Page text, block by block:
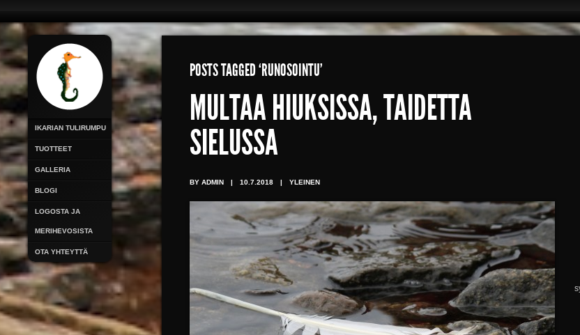
IKARIAN TULIRUMPU
TUOTTEET
GALLERIA
BLOGI
LOGOSTA JA
MERIHEVOSISTA
OTA YHTEYTTÄ
POSTS TAGGED ‘RUNOSOINTU’
MULTAA HIUKSISSA, TAIDETTA
SIELUSSA
BY ADMIN | 10.7.2018 | YLEINEN